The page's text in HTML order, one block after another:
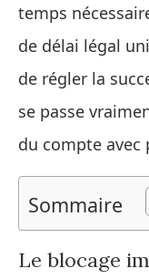
temps
de délai légal
de régler la
se passe
du compte avec
Sommaire
Le blocage